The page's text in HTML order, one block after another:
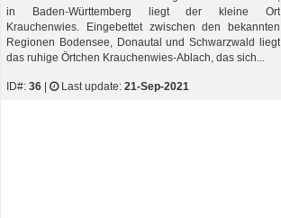
in Baden-Württemberg liegt der kleine Ort
Krauchenwies. Eingebettet zwischen den bekannten
Regionen Bodensee, Donautal und Schwarzwald liegt
das ruhige Örtchen Krauchenwies-Ablach, das sich...
ID#: 36 Last update: 21-Sep-2021